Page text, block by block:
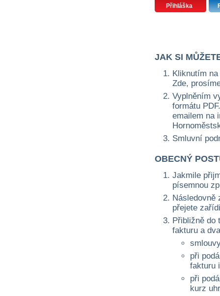
Přihláška
JAK SI
Kliknutím
Zde,
Vyplněním
formátu
emailem na
Smluvní
OBECNÝ
Jakmile
písemnou
Následovně
přejete
Přibližně do
fakturu a
při
fakturu
při
kurz